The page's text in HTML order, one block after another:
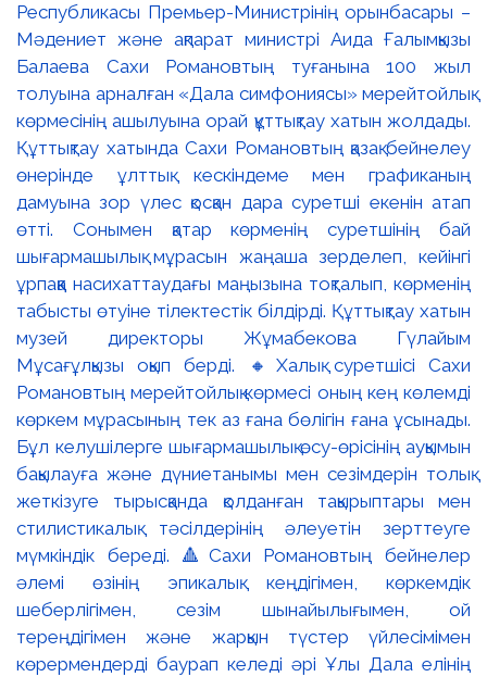
Республикасы Премьер-Министрінің орынбасары –
Мәдениет және ақпарат министрі Аида Ғалымқызы
Балаева Сахи Романовтың туғанына 100 жыл
толуына арналған «Дала симфониясы» мерейтойлық
көрмесінің ашылуына орай құттықтау хатын жолдады.
Құттықтау хатында Сахи Романовтың қазақ бейнелеу
өнерінде ұлттық кескіндеме мен графиканың
дамуына зор үлес қосқан дара суретші екенін атап
өтті. Сонымен қатар көрменің суретшінің бай
шығармашылық мұрасын жаңаша зерделеп, кейінгі
ұрпаққа насихаттаудағы маңызына тоқталып, көрменің
табысты өтуіне тілектестік білдірді. Құттықтау хатын
музей директоры Жұмабекова Гүлайым
Мұсағұлқызы оқып берді. 🔸Халық суретшісі Сахи
Романовтың мерейтойлық көрмесі оның кең көлемді
көркем мұрасының тек аз ғана бөлігін ғана ұсынады.
Бұл келушілерге шығармашылық өсу-өрісінің ауқымын
бақылауға және дүниетанымы мен сезімдерін толық
жеткізуге тырысқанда қолданған тақырыптары мен
стилистикалық тәсілдерінің әлеуетін зерттеуге
мүмкіндік береді. 🔺Сахи Романовтың бейнелер
әлемі өзінің эпикалық кеңдігімен, көркемдік
шеберлігімен, сезім шынайылығымен, ой
тереңдігімен және жарқын түстер үйлесімімен
көрермендерді баурап келеді әрі Ұлы Дала елінің